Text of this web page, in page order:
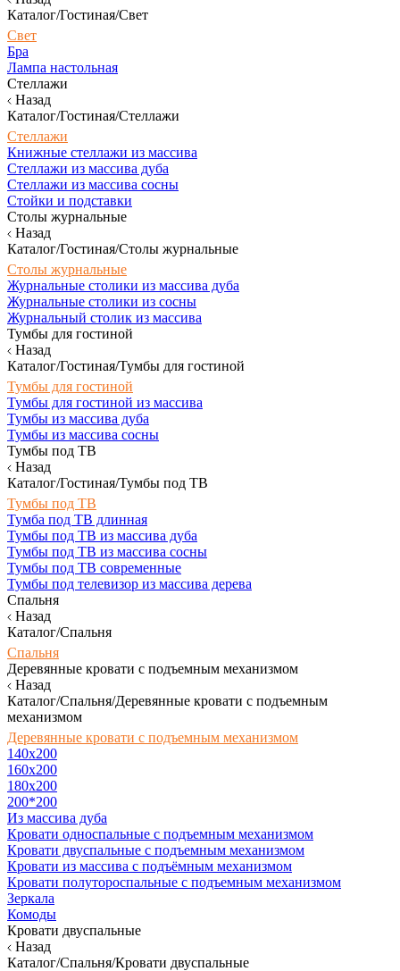
Каталог/Гостиная/Свет
Свет
Бра
Лампа настольная
Стеллажи
Назад
Каталог/Гостиная/Стеллажи
Стеллажи
Книжные стеллажи из массива
Стеллажи из массива дуба
Стеллажи из массива сосны
Стойки и подставки
Столы журнальные
Назад
Каталог/Гостиная/Столы журнальные
Столы журнальные
Журнальные столики из массива дуба
Журнальные столики из сосны
Журнальный столик из массива
Тумбы для гостиной
Назад
Каталог/Гостиная/Тумбы для гостиной
Тумбы для гостиной
Тумбы для гостиной из массива
Тумбы из массива дуба
Тумбы из массива сосны
Тумбы под ТВ
Назад
Каталог/Гостиная/Тумбы под ТВ
Тумбы под ТВ
Тумба под ТВ длинная
Тумбы под ТВ из массива дуба
Тумбы под ТВ из массива сосны
Тумбы под ТВ современные
Тумбы под телевизор из массива дерева
Спальня
Назад
Каталог/Спальня
Спальня
Деревянные кровати с подъемным механизмом
Назад
Каталог/Спальня/Деревянные кровати с подъемным
механизмом
Деревянные кровати с подъемным механизмом
140x200
160х200
180х200
200*200
Из массива дуба
Кровати односпальные с подъемным механизмом
Кровати двуспальные с подъемным механизмом
Кровати из массива с подъёмным механизмом
Кровати полутороспальные с подъемным механизмом
Зеркала
Комоды
Кровати двуспальные
Назад
Каталог/Спальня/Кровати двуспальные